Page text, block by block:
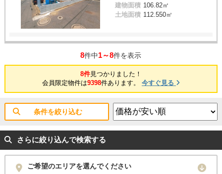
建物面積 106.82㎡
土地面積 112.550㎡
8件中1～8件を表示
8件見つかりました！
会員限定物件は9398件あります。 今すぐ見る
条件を絞り込む
さらに絞り込んで検索する
ご希望のエリアを選んでください